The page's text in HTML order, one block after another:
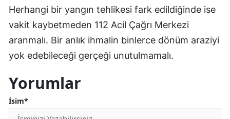
Herhangi bir yangın tehlikesi fark edildiğinde ise
vakit kaybetmeden 112 Acil Çağrı Merkezi
aranmalı. Bir anlık ihmalin binlerce dönüm araziyi
yok edebileceği gerçeği unutulmamalı.
Yorumlar
İsim*